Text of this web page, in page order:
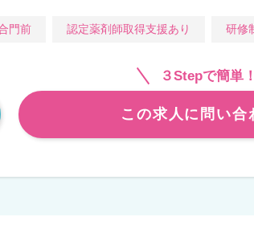
門前 認定薬剤師取得支援あり 研修
３Stepで簡単！
この求人に問い合